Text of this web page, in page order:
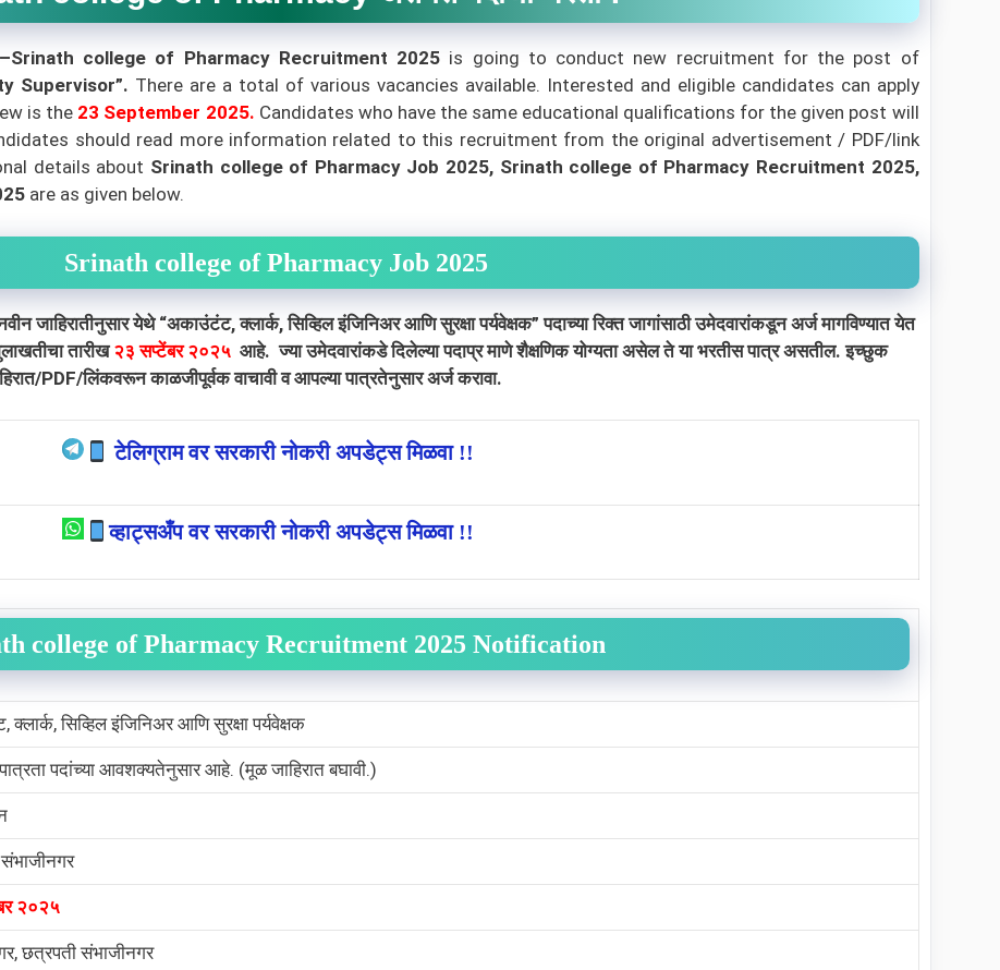
college of Pharmacy Recruitment 2025 is going to conduct new recruitment for the post of
Supervisor”. There are a total of various vacancies available. Interested and eligible candidates can apply
is the 23 September 2025. Candidates who have the same educational qualifications for the given post will
should read more information related to this recruitment from the original advertisement / PDF/link
details about Srinath college of Pharmacy Job 2025, Srinath college of Pharmacy Recruitment 2025,
are as given below.
Srinath college of Pharmacy Job 2025
जाहिरातीनुसार येथे “अकाउंटंट, क्लार्क, सिव्हिल इंजिनिअर आणि सुरक्षा पर्यवेक्षक” पदाच्या रिक्त जागांसाठी उमेदवारांकडून अर्ज मागविण्यात येत
तारीख२३ सप्टेंबर २०२५ आहे. ज्या उमेदवारांकडे दिलेल्या पदाप्र माणे शैक्षणिक योग्यता असेल ते या भरतीस पात्र असतील. इच्छुक
PDF/लिंकवरून काळजीपूर्वक वाचावी व आपल्या पात्रतेनुसार अर्ज करावा.
टेलिग्राम वर सरकारी नोकरी अपडेट्स मिळवा !!
व्हाट्सअँप वर सरकारी नोकरी अपडेट्स मिळवा !!
college of Pharmacy Recruitment 2025 Notification
सिव्हिल इंजिनिअर आणि सुरक्षा पर्यवेक्षक
पदांच्या आवशक्यतेनुसार आहे. (मूळ जाहिरात बघावी.)
२०२५
छत्रपती संभाजीनगर